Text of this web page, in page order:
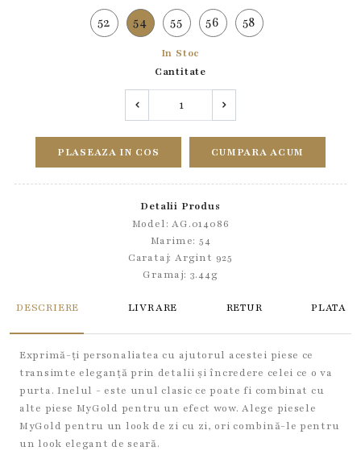
52 54 55 56 58
In Stoc
Cantitate
PLASEAZA IN COS CUMPARA ACUM
Detalii Produs
Model: AG.014086
Marime: 54
Carataj: Argint 925
Gramaj: 3.44g
DESCRIERE LIVRARE RETUR PLATA
Exprimă-ți personaliatea cu ajutorul acestei piese ce
transimte eleganță prin detalii și încredere celei ce o va
purta. Inelul - este unul clasic ce poate fi combinat cu
alte piese MyGold pentru un efect wow. Alege piesele
MyGold pentru un look de zi cu zi, ori combină-le pentru
un look elegant de seară.